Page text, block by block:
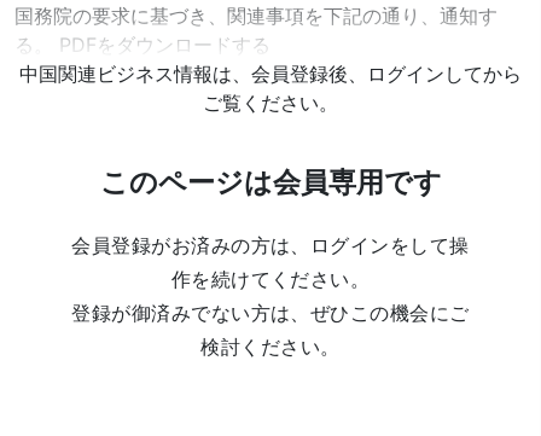
国務院の要求に基づき、関連事項を下記の通り、通知す
る。 PDFをダウンロードする
中国関連ビジネス情報は、会員登録後、ログインしてから
ご覧ください。
このページは会員専用です
会員登録がお済みの方は、ログインをして操
作を続けてください。
登録が御済みでない方は、ぜひこの機会にご
検討ください。